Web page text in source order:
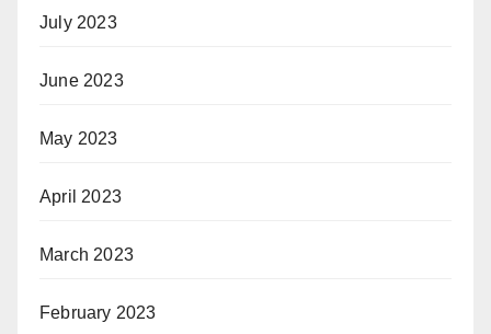
July 2023
June 2023
May 2023
April 2023
March 2023
February 2023